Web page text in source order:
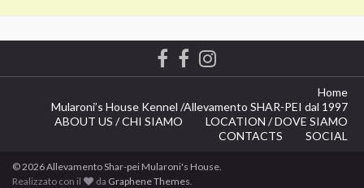
Home
Mularoni’s House Kennel /Allevamento SHAR-PEI dal 1997
ABOUT US / CHI SIAMO
LOCATION / DOVE SIAMO
CONTACTS
SOCIAL
© 2026 Allevamento Shar-pei Mularoni's House.
Realizzato con il
da Graphene Themes